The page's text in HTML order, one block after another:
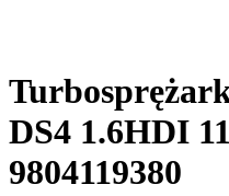
DS4 1.6HDI
9804119380